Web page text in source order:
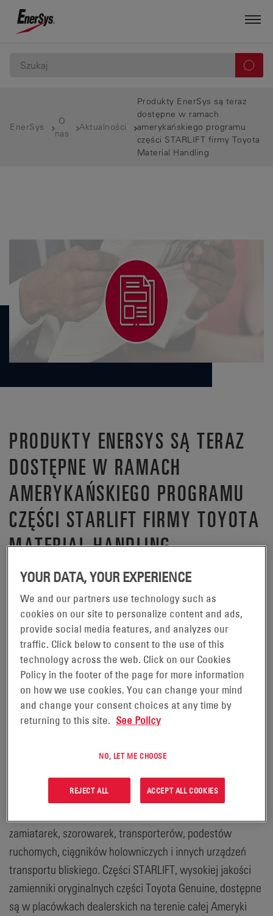
EnerSys
O
nas
Aktualności
Produkty EnerSys są teraz
dostępne w ramach
amerykańskiego programu
części STARLIFT firmy Toyota
Material Handling
PRODUKTY ENERSYS SĄ TERAZ
DOSTĘPNE W RAMACH
AMERYKAŃSKIEGO PROGRAMU
CZĘŚCI STARLIFT FIRMY TOYOTA
MATERIAL HANDLING
READING, Pensylwania, 1
listopada 2018 r. –
EnerSys® (NYSE: ENS), światowy lider w dziedzinie
wykorzystania zmagazynowanej energii do zastosowań
przemysłowych, oraz Toyota Material Handling, U.S.A.
(TMHU), lider w dziedzinie urządzeń transportu bliskiego i
przemysłowych urządzeń do podnoszenia, wspólnie
ogłosiły, że rozwiązania EnerSys w zakresie
związanych z transportem bliskim będą dostępne w
Program części STARLIFT to kompleksowa oferta
zamiatarek, szorowarek, transporterów, podestów
ruchomych, ciągników holowniczych i innych urządzeń
transportu bliskiego. Części STARLIFT, wysokiej jakości
zamienniki oryginalnych części Toyota Genuine, dostępne
są w placówkach dealerskich na terenie całej Ameryki
YOUR DATA, YOUR EXPERIENCE
We and our partners use technology such as
cookies on our site to personalize content and ads,
provide social media features, and analyzes our
traffic. Click below to consent to the use of this
technology across the web. Click on our Cookies
Policy in the footer of the page for more information
on how we use cookies. You can change your mind
and change your consent choices at any time by
returning to this site. See Policy
NO, LET ME CHOOSE
REJECT ALL ACCEPT ALL COOKIES